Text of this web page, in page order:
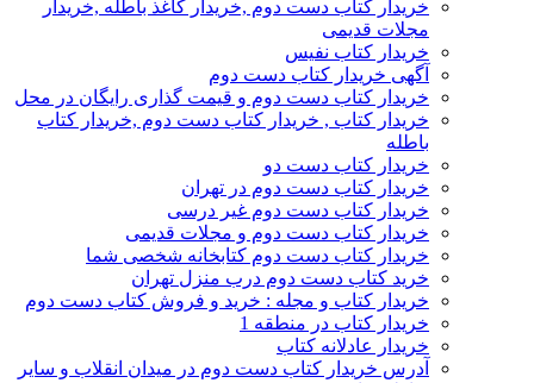
خریدار کتاب دست دوم ,خریدار کاغذ باطله ,خریدار
مجلات قدیمی
خریدار کتاب نفیس
آگهی خریدار کتاب دست دوم
خریدار کتاب دست دوم و قیمت گذاری رایگان در محل
خریدار کتاب , خریدار کتاب دست دوم ,خریدار کتاب
باطله
خریدار کتاب دست دو
خریدار کتاب دست دوم در تهران
خریدار کتاب دست دوم غیر درسی
خریدار کتاب دست دوم و مجلات قدیمی
خریدار کتاب دست دوم کتابخانه شخصی شما
خرید کتاب دست دوم درب منزل تهران
خریدار کتاب و مجله : خرید و فروش کتاب دست دوم
خریدار کتاب در منطقه 1
خریدار عادلانه کتاب
آدرس خریدار کتاب دست دوم در میدان انقلاب و سایر